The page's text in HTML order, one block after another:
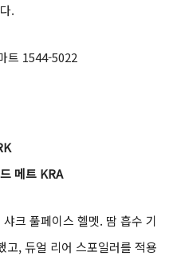
.
트 1544-5022
메트 KRA
크 풀페이스 헬멧. 땀 흡수 기
고, 듀얼 리어 스포일러를 적용